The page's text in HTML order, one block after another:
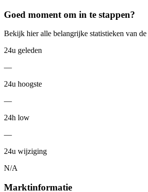
Goed moment om in te stappen?
Bekijk hier alle belangrijke statistieken van
24u geleden
—
24u hoogste
—
24h low
—
24u wijziging
N/A
Marktinformatie